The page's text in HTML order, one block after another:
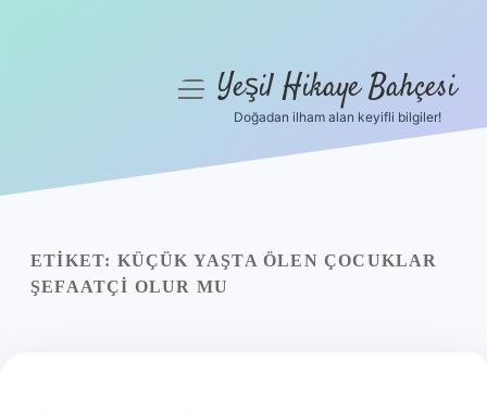
Yasal Uyarı
menüyüYeşil Hikaye Bahçesi
Doğadan ilham alan keyifli bilgiler!
ETIKET: KÜÇÜK YAŞTA ÖLEN ÇOCUKLAR
ŞEFAATÇI OLUR MU